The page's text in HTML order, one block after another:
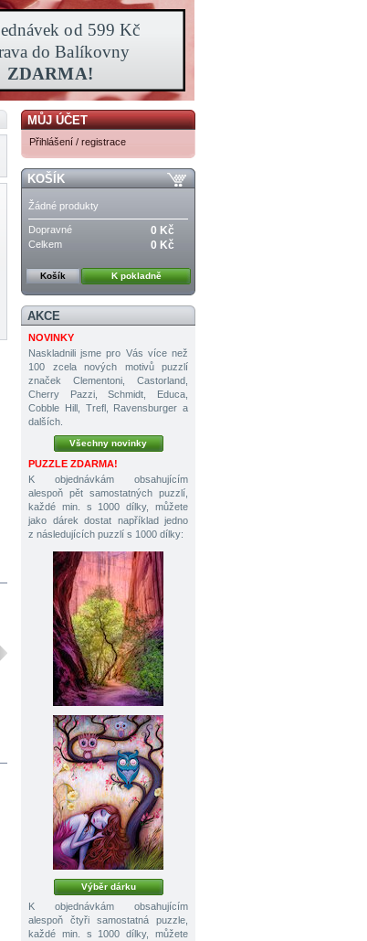
60 dílků
MŮJ ÚČET
Přihlášení / registrace
KOŠÍK
Žádné produkty
Dopravné 0 Kč
Celkem 0 Kč
Košík K pokladně
AKCE
NOVINKY
Naskladnili jsme pro Vás více než
100 zcela nových motivů puzzlí
značek Clementoni, Castorland,
Cherry Pazzi, Schmidt, Educa,
Cobble Hill, Trefl, Ravensburger a
dalších.
Všechny novinky
PUZZLE ZDARMA!
K objednávkám obsahujícím
alespoň pět samostatných puzzlí,
každé min. s 1000 dílky, můžete
jako dárek dostat například jedno
z následujících puzzlí s 1000 dílky:
Výběr dárku
K objednávkám obsahujícím
alespoň čtyři samostatná puzzle,
každé min. s 1000 dílky, můžete